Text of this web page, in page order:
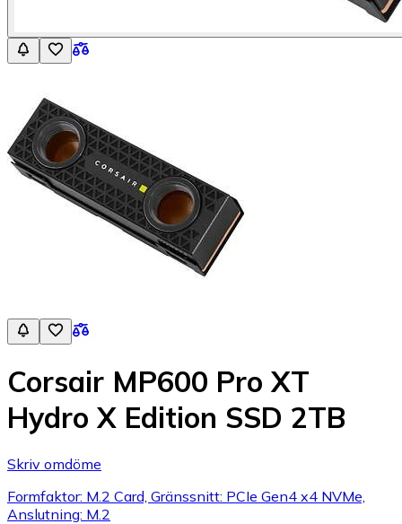
Corsair MP600 Pro XT
Hydro X Edition SSD 2TB
Skriv omdöme
Formfaktor: M.2 Card, Gränssnitt: PCIe Gen4 x4 NVMe,
Anslutning: M.2